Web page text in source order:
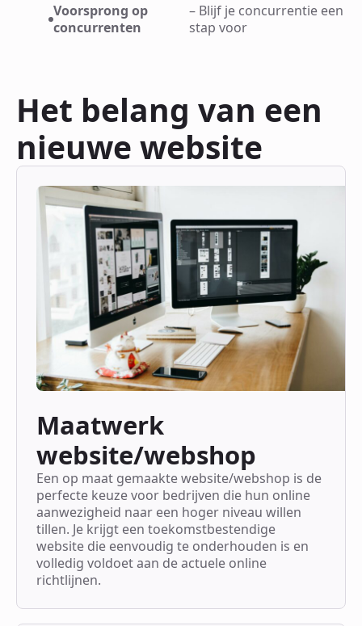
Voorsprong op
concurrenten
– Blijf je concurrentie een
stap voor
Het belang van een
nieuwe website
Maatwerk
website/webshop
Een op maat gemaakte website/webshop is de
perfecte keuze voor bedrijven die hun online
aanwezigheid naar een hoger niveau willen
tillen. Je krijgt een toekomstbestendige
website die eenvoudig te onderhouden is en
volledig voldoet aan de actuele online
richtlijnen.